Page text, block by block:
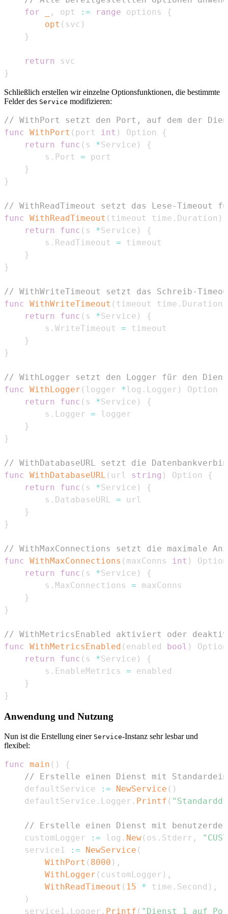
for
, opt := range options
{
opt ( svc )
}
return
}
Schließlich erstellen wir einzelne Optionsfunktionen, die bestimmte
Felder des Service modifizieren:
// WithPort setzt den Port, auf dem der
func WithPort ( port int ) Option
{
return
func ( s *Service )
{
		s
. Port =
}
}
// WithReadTimeout setzt das Lese-Timeout
func WithReadTimeout ( timeout time . Duration )
return
func ( s *Service )
{
		s
. ReadTimeout =
}
}
// WithWriteTimeout setzt das Schreib-
func WithWriteTimeout ( timeout time . Duration
return
func ( s *Service )
{
		s
. WriteTimeout =
}
}
// WithLogger setzt den Logger für den
func WithLogger ( logger *log . Logger ) Option
return
func ( s *Service )
{
		s
. Logger =
}
}
// WithDatabaseURL setzt die
func WithDatabaseURL ( url string ) Option
{
return
func ( s *Service )
{
		s
. DatabaseURL =
}
}
// WithMaxConnections setzt die maximale
func WithMaxConnections ( maxConns int )
return
func ( s *Service )
{
		s
. MaxConnections =
}
}
// WithMetricsEnabled aktiviert oder
func WithMetricsEnabled ( enabled bool )
return
func ( s *Service )
{
		s
. EnableMetrics =
}
}
Anwendung und Nutzung
Nun ist die Erstellung einer Service-Instanz sehr lesbar und
flexibel:
func main ( )
{
// Erstelle einen Dienst mit
	defaultService
:= NewService ( )
	defaultService
. Logger . Printf (
// Erstelle einen Dienst mit
	customLogger
:= log . New( os . Stderr ,
	service1
:= NewService (
WithPort ( 8000 ) ,
WithLogger ( customLogger ) ,
WithReadTimeout ( 15 * time . Second ) ,
)
	service1
. Logger . Printf ( "Dienst 1 auf